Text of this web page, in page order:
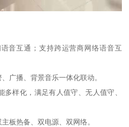
音互通；支持跨运营商网络语音互
广播、背景音乐一体化联动。
样化，满足有人值守、无人值守、
板热备、双电源、双网络。